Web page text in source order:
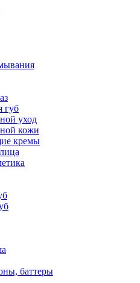
губ
уход
кожи
кремы
баттеры